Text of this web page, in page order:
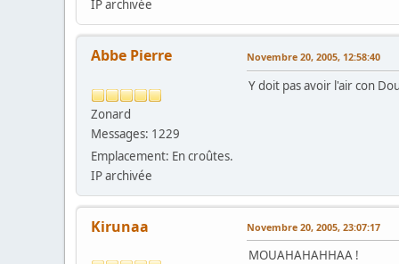
IP archivée
Abbe Pierre
Zonard
Messages: 1229
Emplacement: En croûtes.
IP archivée
Novembre 20, 2005, 12:58:40
Y doit pas avoir l'air con
Kirunaa Novembre 20, 2005, 23:07:17
MOUAHAHAHHAA !